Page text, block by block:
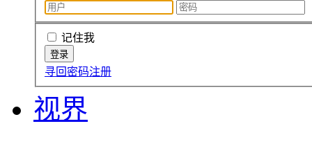
记住我
寻回密码注册
视界